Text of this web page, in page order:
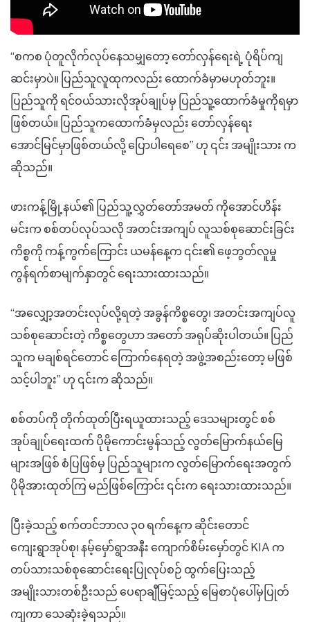
“စကစ ပုံတူလိုက်လုပ်နေသမျှတော့ တော်လှန်ရေးရဲ့ ပုံရိပ်ကျ
ဆင်းမှာပဲ။ ပြည်သူလူထုကလည်း ထောက်ခံမှာမဟုတ်ဘူး။
ပြည်သူကို ရင်ဝယ်သားလိုအုပ်ချုပ်မှ ပြည်သူ့ထောက်ခံမှုကိုရမှာ
ဖြစ်တယ်။ ပြည်သူကထောက်ခံမှလည်း တော်လှန်ရေး
အောင်မြင်မှာဖြစ်တယ်လို့ ပြောပါရေစေ” ဟု ၎င်း အမျိုးသား က
ဆိုသည်။
ဖားကန့်မြို့နယ်၏ ပြည်သူ့လွှတ်တော်အမတ် ကိုအောင်ဟိန်း
မင်းက စစ်တပ်လုပ်သလို အတင်းအကျပ် လူသစ်စုဆောင်းခြင်း
ကိစ္စကို ကန့်ကွက်ကြောင်း ယမန်နေ့က ၎င်း၏ ဖေ့ဘွတ်လူမှု
ကွန်ရက်စာမျက်နှာတွင် ရေးသားထားသည်။
“အလျှော့အတင်းလုပ်လို့ရတဲ့ အခွန်ကိစ္စတွေ၊ အတင်းအကျပ်လူ
သစ်စုဆောင်းတဲ့ ကိစ္စတွေဟာ အတော် အရုပ်ဆိုးပါတယ်။ ပြည်
သူက မချစ်ရင်တောင် ကြောက်နေရတဲ့ အဖွဲ့အစည်းတော့ မဖြစ်
သင့်ပါဘူး” ဟု ၎င်းက ဆိုသည်။
စစ်တပ်ကို တိုက်ထုတ်ပြီးရယူထားသည့် ဒေသများတွင် စစ်
အုပ်ချုပ်ရေးထက် ပိုမိုကောင်းမွန်သည့် လွတ်မြောက်နယ်မြေ
များအဖြစ် စံပြဖြစ်မှ ပြည်သူများက လွတ်မြောက်ရေးအတွက်
ပိုမိုအားထုတ်ကြ မည်ဖြစ်ကြောင်း ၎င်းက ရေးသားထားသည်။
ပြီးခဲ့သည့် စက်တင်ဘာလ ၃၀ ရက်နေ့က ဆိုင်းတောင်
ကျေးရွာအုပ်စု၊ နမ့်မှော်ရွာအနီး ကျောက်စိမ်းမှော်တွင် KIA က
တပ်သားသစ်စုဆောင်းရေးပြုလုပ်စဉ် ထွက်ပြေးသည့်
အမျိုးသားတစ်ဦးသည် ပေရာချီမြင့်သည့် မြေစာပုံပေါ်မှပြုတ်
ကျကာ သေဆုံးခဲ့ရသည်။